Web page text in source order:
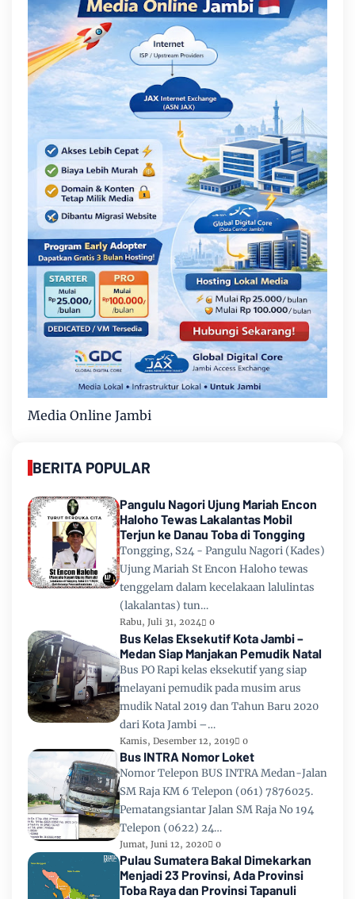
Media Online Jambi
BERITA POPULAR
Pangulu Nagori Ujung Mariah Encon
Haloho Tewas Lakalantas Mobil
Terjun ke Danau Toba di Tongging
Tongging, S24 - Pangulu Nagori (Kades)
Ujung Mariah St Encon Haloho tewas
tenggelam dalam kecelakaan lalulintas
(lakalantas) tun…
Rabu, Juli 31, 2024 0
Bus Kelas Eksekutif Kota Jambi –
Medan Siap Manjakan Pemudik Natal
Bus PO Rapi kelas eksekutif yang siap
melayani pemudik pada musim arus
mudik Natal 2019 dan Tahun Baru 2020
dari Kota Jambi –…
Kamis, Desember 12, 2019 0
Bus INTRA Nomor Loket
Nomor Telepon BUS INTRA Medan-Jalan
SM Raja KM 6 Telepon (061) 7876025.
Pematangsiantar Jalan SM Raja No 194
Telepon (0622) 24…
Jumat, Juni 12, 2020 0
Pulau Sumatera Bakal Dimekarkan
Menjadi 23 Provinsi, Ada Provinsi
Toba Raya dan Provinsi Tapanuli